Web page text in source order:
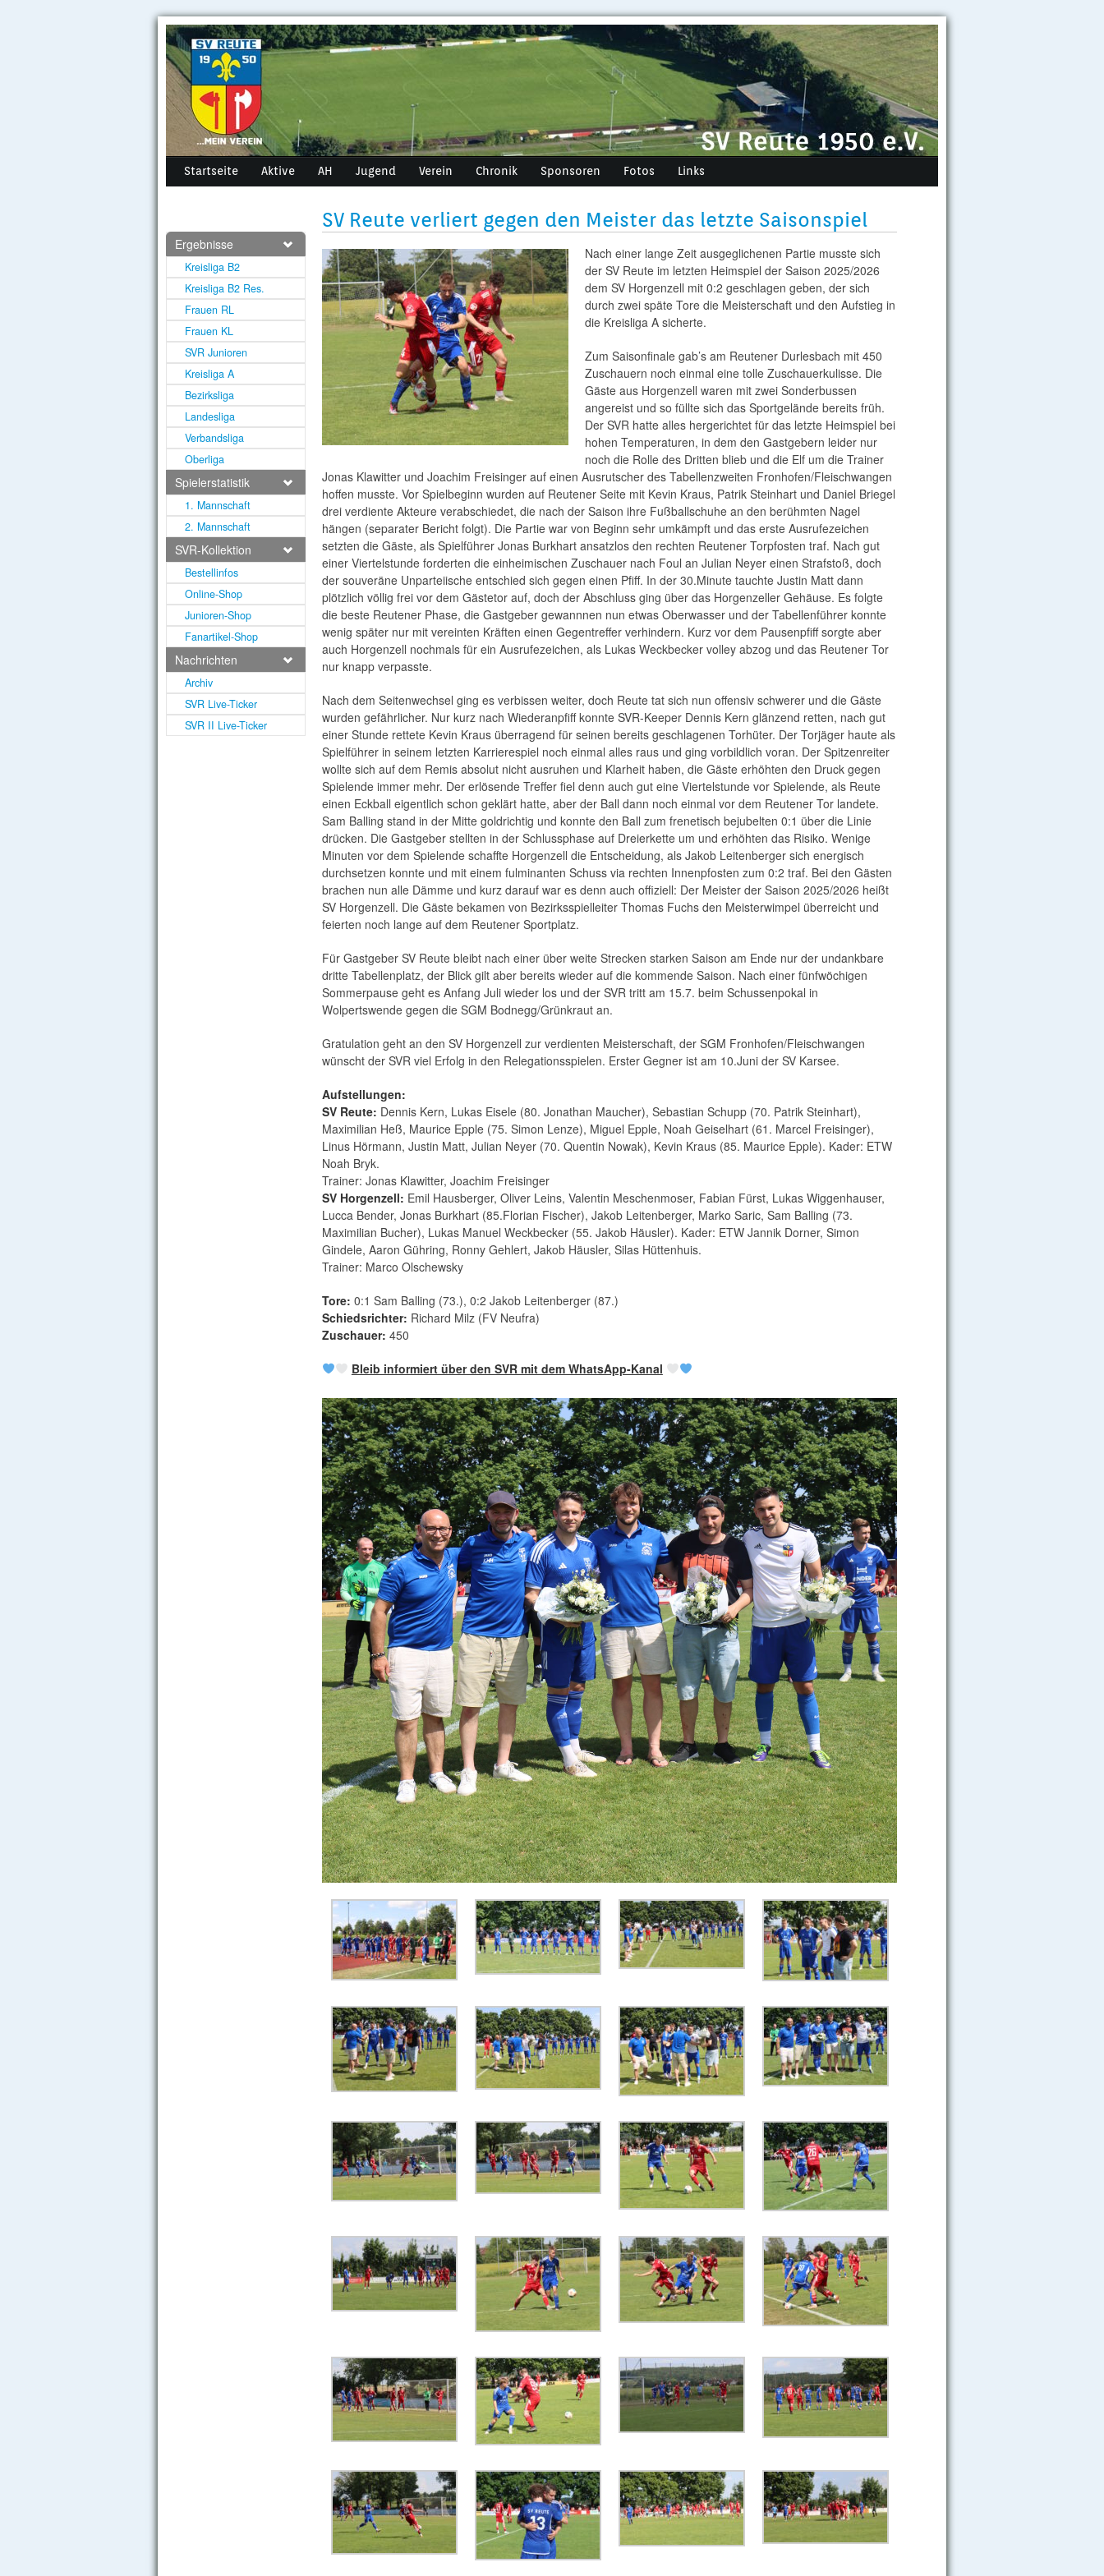
Startseite Aktive AH Jugend Verein Chronik Sponsoren Fotos Links
Ergebnisse
Kreisliga B2
Kreisliga B2 Res.
Frauen RL
Frauen KL
SVR Junioren
Kreisliga A
Bezirksliga
Landesliga
Verbandsliga
Oberliga
Spielerstatistik
1. Mannschaft
2. Mannschaft
SVR-Kollektion
Bestellinfos
Online-Shop
Junioren-Shop
Fanartikel-Shop
Nachrichten
Archiv
SVR Live-Ticker
SVR II Live-Ticker
SV Reute verliert gegen den Meister das letzte Saisonspiel
Nach einer lange Zeit ausgeglichenen Partie musste sich
der SV Reute im letzten Heimspiel der Saison 2025/2026
dem SV Horgenzell mit 0:2 geschlagen geben, der sich
durch zwei späte Tore die Meisterschaft und den Aufstieg in
die Kreisliga A sicherte.
Zum Saisonfinale gab’s am Reutener Durlesbach mit 450
Zuschauern noch einmal eine tolle Zuschauerkulisse. Die
Gäste aus Horgenzell waren mit zwei Sonderbussen
angereist und so füllte sich das Sportgelände bereits früh.
Der SVR hatte alles hergerichtet für das letzte Heimspiel bei
hohen Temperaturen, in dem den Gastgebern leider nur
noch die Rolle des Dritten blieb und die Elf um die Trainer
Jonas Klawitter und Joachim Freisinger auf einen Ausrutscher des Tabellenzweiten Fronhofen/Fleischwangen
hoffen musste. Vor Spielbeginn wurden auf Reutener Seite mit Kevin Kraus, Patrik Steinhart und Daniel Briegel
drei verdiente Akteure verabschiedet, die nach der Saison ihre Fußballschuhe an den berühmten Nagel
hängen (separater Bericht folgt). Die Partie war von Beginn sehr umkämpft und das erste Ausrufezeichen
setzten die Gäste, als Spielführer Jonas Burkhart ansatzlos den rechten Reutener Torpfosten traf. Nach gut
einer Viertelstunde forderten die einheimischen Zuschauer nach Foul an Julian Neyer einen Strafstoß, doch
der souveräne Unparteiische entschied sich gegen einen Pfiff. In der 30.Minute tauchte Justin Matt dann
plötzlich völlig frei vor dem Gästetor auf, doch der Abschluss ging über das Horgenzeller Gehäuse. Es folgte
die beste Reutener Phase, die Gastgeber gewannnen nun etwas Oberwasser und der Tabellenführer konnte
wenig später nur mit vereinten Kräften einen Gegentreffer verhindern. Kurz vor dem Pausenpfiff sorgte aber
auch Horgenzell nochmals für ein Ausrufezeichen, als Lukas Weckbecker volley abzog und das Reutener Tor
nur knapp verpasste.
Nach dem Seitenwechsel ging es verbissen weiter, doch Reute tat sich nun offensiv schwerer und die Gäste
wurden gefährlicher. Nur kurz nach Wiederanpfiff konnte SVR-Keeper Dennis Kern glänzend retten, nach gut
einer Stunde rettete Kevin Kraus überragend für seinen bereits geschlagenen Torhüter. Der Torjäger haute als
Spielführer in seinem letzten Karrierespiel noch einmal alles raus und ging vorbildlich voran. Der Spitzenreiter
wollte sich auf dem Remis absolut nicht ausruhen und Klarheit haben, die Gäste erhöhten den Druck gegen
Spielende immer mehr. Der erlösende Treffer fiel denn auch gut eine Viertelstunde vor Spielende, als Reute
einen Eckball eigentlich schon geklärt hatte, aber der Ball dann noch einmal vor dem Reutener Tor landete.
Sam Balling stand in der Mitte goldrichtig und konnte den Ball zum frenetisch bejubelten 0:1 über die Linie
drücken. Die Gastgeber stellten in der Schlussphase auf Dreierkette um und erhöhten das Risiko. Wenige
Minuten vor dem Spielende schaffte Horgenzell die Entscheidung, als Jakob Leitenberger sich energisch
durchsetzen konnte und mit einem fulminanten Schuss via rechten Innenpfosten zum 0:2 traf. Bei den Gästen
brachen nun alle Dämme und kurz darauf war es denn auch offiziell: Der Meister der Saison 2025/2026 heißt
SV Horgenzell. Die Gäste bekamen von Bezirksspielleiter Thomas Fuchs den Meisterwimpel überreicht und
feierten noch lange auf dem Reutener Sportplatz.
Für Gastgeber SV Reute bleibt nach einer über weite Strecken starken Saison am Ende nur der undankbare
dritte Tabellenplatz, der Blick gilt aber bereits wieder auf die kommende Saison. Nach einer fünfwöchigen
Sommerpause geht es Anfang Juli wieder los und der SVR tritt am 15.7. beim Schussenpokal in
Wolpertswende gegen die SGM Bodnegg/Grünkraut an.
Gratulation geht an den SV Horgenzell zur verdienten Meisterschaft, der SGM Fronhofen/Fleischwangen
wünscht der SVR viel Erfolg in den Relegationsspielen. Erster Gegner ist am 10.Juni der SV Karsee.
Aufstellungen:
SV Reute: Dennis Kern, Lukas Eisele (80. Jonathan Maucher), Sebastian Schupp (70. Patrik Steinhart),
Maximilian Heß, Maurice Epple (75. Simon Lenze), Miguel Epple, Noah Geiselhart (61. Marcel Freisinger),
Linus Hörmann, Justin Matt, Julian Neyer (70. Quentin Nowak), Kevin Kraus (85. Maurice Epple). Kader: ETW
Noah Bryk.
Trainer: Jonas Klawitter, Joachim Freisinger
SV Horgenzell: Emil Hausberger, Oliver Leins, Valentin Meschenmoser, Fabian Fürst, Lukas Wiggenhauser,
Lucca Bender, Jonas Burkhart (85.Florian Fischer), Jakob Leitenberger, Marko Saric, Sam Balling (73.
Maximilian Bucher), Lukas Manuel Weckbecker (55. Jakob Häusler). Kader: ETW Jannik Dorner, Simon
Gindele, Aaron Gühring, Ronny Gehlert, Jakob Häusler, Silas Hüttenhuis.
Trainer: Marco Olschewsky
Tore: 0:1 Sam Balling (73.), 0:2 Jakob Leitenberger (87.)
Schiedsrichter: Richard Milz (FV Neufra)
Zuschauer: 450
Bleib informiert über den SVR mit dem WhatsApp-Kanal